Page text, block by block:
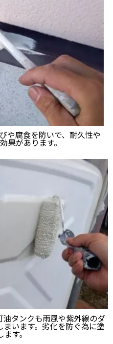
や腐食を防いで、耐久性や
果があります。
タンクも雨風や紫外線のダ
います。劣化を防ぐ為に塗
ます。